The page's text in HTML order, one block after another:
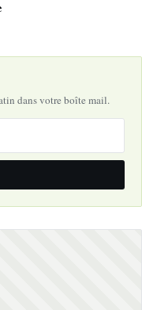
dans votre boîte mail.